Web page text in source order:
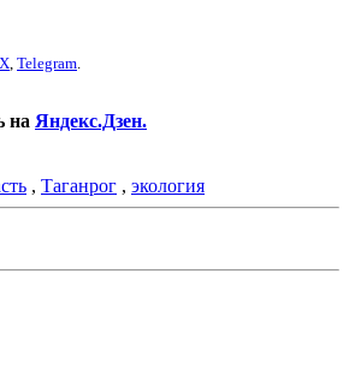
, Telegram.
на Яндекс.Дзен.
, Таганрог , экология